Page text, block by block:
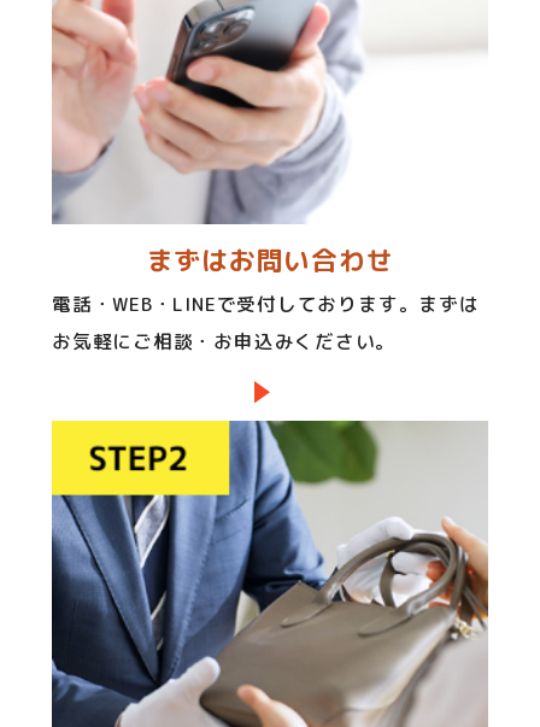
まずはお問い合わせ
電話・WEB・LINEで受付しております。まずは
お気軽にご相談・お申込みください。